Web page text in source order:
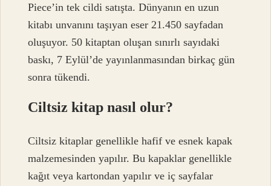
Piece’in tek cildi satışta. Dünyanın en uzun
kitabı unvanını taşıyan eser 21.450 sayfadan
oluşuyor. 50 kitaptan oluşan sınırlı sayıdaki
baskı, 7 Eylül’de yayınlanmasından birkaç gün
sonra tükendi.
Ciltsiz kitap nasıl olur?
Ciltsiz kitaplar genellikle hafif ve esnek kapak
malzemesinden yapılır. Bu kapaklar genellikle
kağıt veya kartondan yapılır ve iç sayfalar